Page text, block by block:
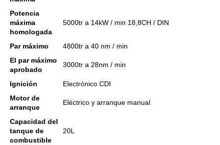
Potencia
máxima
homologada
5000tr a 14kW / min 18,8CH / DIN
Par máximo
4800tr a 40 nm / min
El par máximo
aprobado
3000tr a 28nm / min
Ignición
Electrónico CDI
Motor de
arranque
Eléctrico y arranque manual
Capacidad del
tanque de
combustible
20L